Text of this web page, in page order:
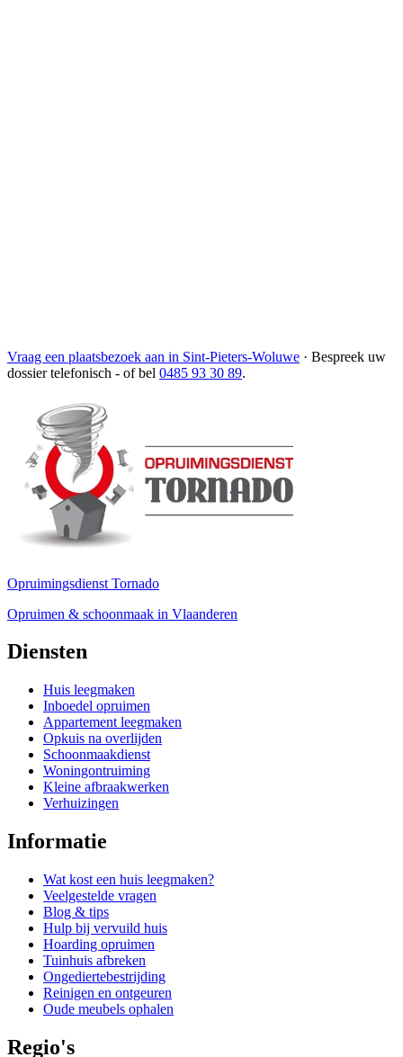
Vraag een plaatsbezoek aan in Sint-Pieters-Woluwe · Bespreek uw
dossier telefonisch - of bel 0485 93 30 89.
Opruimingsdienst Tornado
Opruimen & schoonmaak in Vlaanderen
Diensten
Huis leegmaken
Inboedel opruimen
Appartement leegmaken
Opkuis na overlijden
Schoonmaakdienst
Woningontruiming
Kleine afbraakwerken
Verhuizingen
Informatie
Wat kost een huis leegmaken?
Veelgestelde vragen
Blog & tips
Hulp bij vervuild huis
Hoarding opruimen
Tuinhuis afbreken
Ongediertebestrijding
Reinigen en ontgeuren
Oude meubels ophalen
Regio's